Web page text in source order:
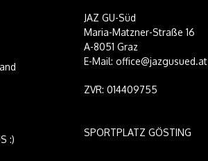
:)
JAZ GU-Süd
Maria-Matzner-Straße 16
A-8051 Graz
E-Mail: office@jazgusued.at
ZVR: 014409755
SPORTPLATZ GÖSTING